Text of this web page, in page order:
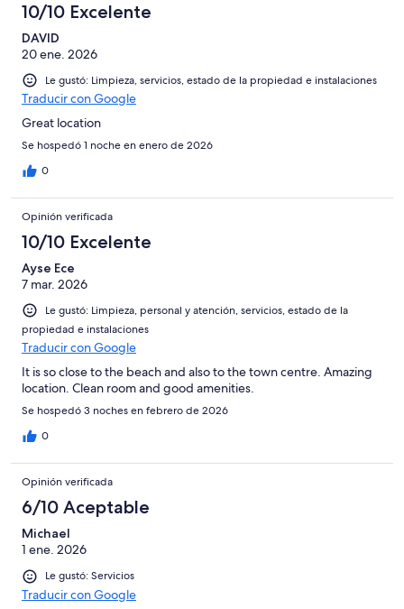
10/10 Excelente
DAVID
20 ene. 2026
Le gustó: Limpieza, servicios, estado de la propiedad e instalaciones
Traducir con Google
Great location
Se hospedó 1 noche en enero de 2026
0
Opinión verificada
10/10 Excelente
Ayse Ece
7 mar. 2026
Le gustó: Limpieza, personal y atención, servicios, estado de la
propiedad e instalaciones
Traducir con Google
It is so close to the beach and also to the town centre. Amazing
location. Clean room and good amenities.
Se hospedó 3 noches en febrero de 2026
0
Opinión verificada
6/10 Aceptable
Michael
1 ene. 2026
Le gustó: Servicios
Traducir con Google